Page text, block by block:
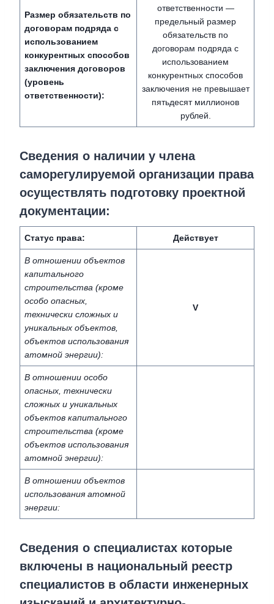
Размер обязательств по
договорам подряда с
использованием
конкурентных способов
заключения договоров
(уровень
ответственности):
ответственности —
предельный размер
обязательств по
договорам подряда с
использованием
конкурентных способов
заключения не превышает
пятьдесят миллионов
рублей.
Сведения о наличии у члена
саморегулируемой организации права
осуществлять подготовку проектной
документации:
Статус права: Действует
В отношении объектов
капитального
строительства (кроме
особо опасных,
технически сложных и
уникальных объектов,
объектов использования
атомной энергии):
V
В отношении особо
опасных, технически
сложных и уникальных
объектов капитального
строительства (кроме
объектов использования
атомной энергии):
В отношении объектов
использования атомной
энергии:
Сведения о специалистах которые
включены в национальный реестр
специалистов в области инженерных